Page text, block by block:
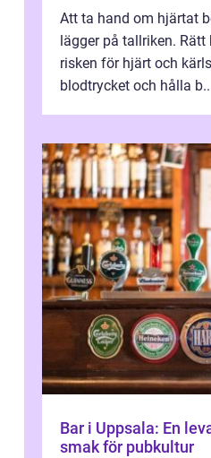
Att ta hand om hjärtat
lägger på tallriken.
risken för hjärt och
blodtrycket och hålla
Bar i Uppsala: En
smak för pubkultur